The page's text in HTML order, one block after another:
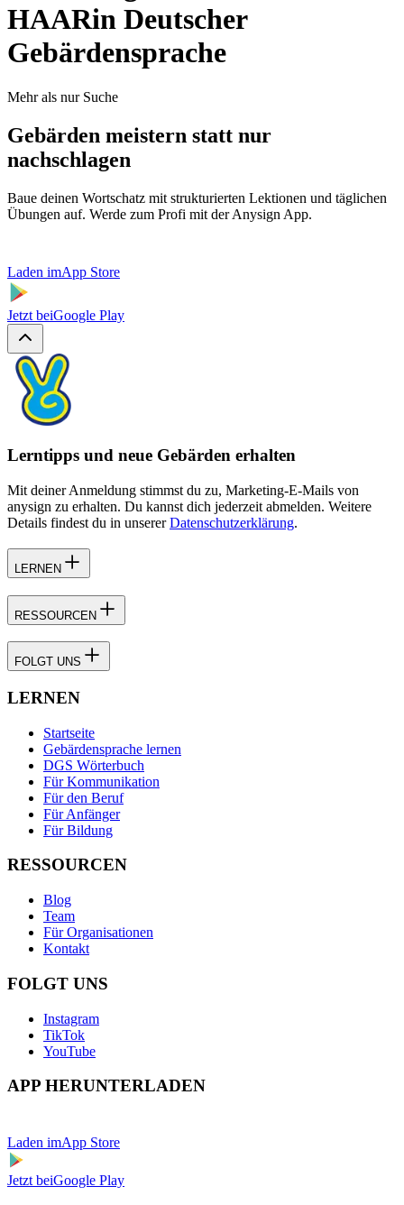
HAARin Deutscher
Gebärdensprache
Mehr als nur Suche
Gebärden meistern statt nur
nachschlagen
Baue deinen Wortschatz mit strukturierten Lektionen und täglichen
Übungen auf. Werde zum Profi mit der Anysign App.
Laden imApp Store
Jetzt beiGoogle Play
Lerntipps und neue Gebärden erhalten
Mit deiner Anmeldung stimmst du zu, Marketing-E-Mails von
anysign zu erhalten. Du kannst dich jederzeit abmelden. Weitere
Details findest du in unserer Datenschutzerklärung.
LERNEN
RESSOURCEN
FOLGT UNS
LERNEN
Startseite
Gebärdensprache lernen
DGS Wörterbuch
Für Kommunikation
Für den Beruf
Für Anfänger
Für Bildung
RESSOURCEN
Blog
Team
Für Organisationen
Kontakt
FOLGT UNS
Instagram
TikTok
YouTube
APP HERUNTERLADEN
Laden imApp Store
Jetzt beiGoogle Play